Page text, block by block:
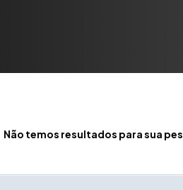
Não temos resultados para sua